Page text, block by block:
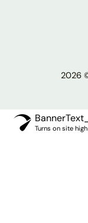
2026
Turns on site